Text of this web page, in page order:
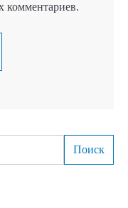
комментариев.
Поиск